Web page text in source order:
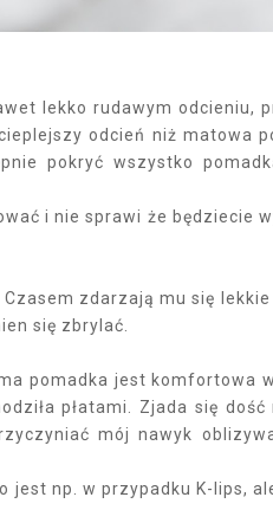
lekko rudawym odcieniu,
odcień niż matowa
pokryć wszystko
i nie sprawi że będziecie
zdarzają mu się
się zbrylać.
pomadka jest komfortowa
płatami. Zjada się
mój nawyk
np. w przypadku K-lips,